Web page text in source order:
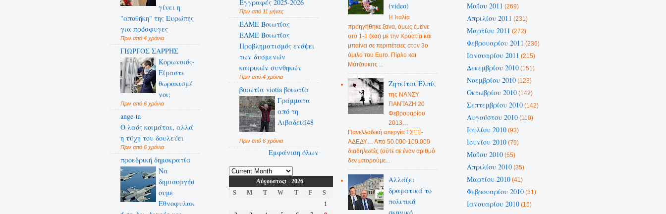
γίνει η
"αποθήκη" της Ευρώπης
για πρόσφυγες
Πριν από 4 χρόνια
ΓΙΩΡΓΟΣ ΣΑΡΡΗΣ
Κορωνοιός-
Είμαστε
θωρακισμέ
νοι;
Πριν από 6 χρόνια
ange-ta
Ο λαός κοιμάται, αλλά
η τύχη του δουλεύει
Πριν από 6 χρόνια
προεδρική δημοκρατία
Να
δημιουργήσ
ουμε
Εθνοφυλακ
Εγγραφές 2025-2026
Πριν από 11 μήνες
ΕΛΜΕ Βοιωτίας
ΕΛΜΕ Βοιωτίας
Προβληματισμός ενόψει
των δυσμενών
καιρικών συνθηκών
Πριν από 4 χρόνια
βοιωτία viotia βοιωτία
Γράμματα
από τη
Λιβαδειά48
Πριν από 6 χρόνια
Εμφάνιση όλων
Αύγουστοςt - 2026
S
M T W T F
S
1
(video)
Η Ιταλία
προηγήθηκε ξανά, όμως έμεινε
στο 1-1 (και) με την Κροατία και
μπαίνει σε περιπέτειες στον 3ο
όμιλο του Euro. Πίρλο και
Μάτζουκιτς ...
Ζητείται Ελπίς
της ΝΑΝΣΥ
ΠΑΝΤΑΖΗ 20
Φεβρουαρίου
2013…
Πανελλαδική απεργία ΓΣΕΕ-
ΑΔΕΔΥ… Από 50.000-100.000
διαδηλωτές (ούτε σε έναν αριθμό
δεν μπορούμε...
Αλλάζει
δραματικά το
πολιτικό
Μαΐου 2011 (269)
Απριλίου 2011 (231)
Μαρτίου 2011 (272)
Φεβρουαρίου 2011 (236)
Ιανουαρίου 2011 (215)
Δεκεμβρίου 2010(151)
Νοεμβρίου 2010(123)
Οκτωβρίου 2010(142)
Σεπτεμβρίου 2010(142)
Αυγούστου 2010(110)
Ιουλίου 2010(93)
Ιουνίου 2010(79)
Μαΐου 2010(55)
Απριλίου 2010(35)
Μαρτίου 2010(41)
Φεβρουαρίου 2010(31)
Ιανουαρίου 2010(15)